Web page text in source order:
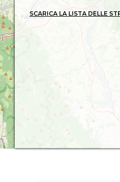
SCARICA LA LISTA DELLE